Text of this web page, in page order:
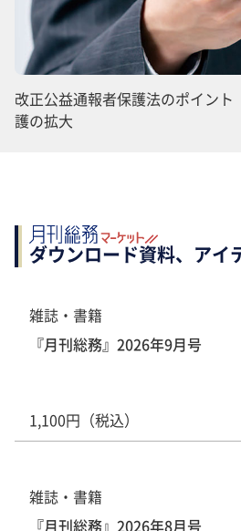
改正公益通報者保護法のポイン
護の拡大
ダウンロード資料、アイ
雑誌・書籍
『月刊総務』2026年9月号
1,100円（税込）
雑誌・書籍
『月刊総務』2026年8月号